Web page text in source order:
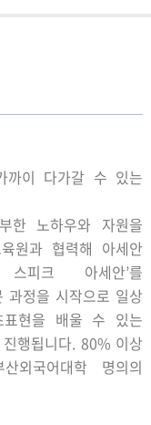
까이 다가갈 수 있는
한 노하우와 자원을
원과 협력해 아세안
피크 아세안’를
과정을 시작으로 일상
현을 배울 수 있는
행됩니다. 80% 이상
산외국어대학 명의의